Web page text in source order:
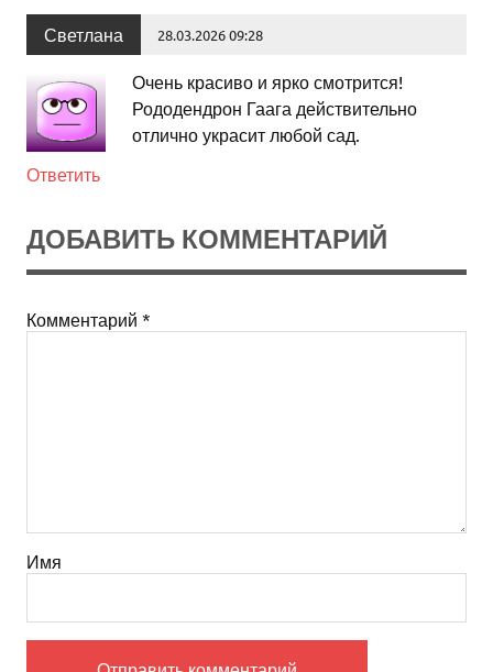
Светлана 28.03.2026 09:28
Очень красиво и ярко смотрится!
Рододендрон Гаага действительно
отлично украсит любой сад.
Ответить
ДОБАВИТЬ КОММЕНТАРИЙ
Комментарий *
Имя